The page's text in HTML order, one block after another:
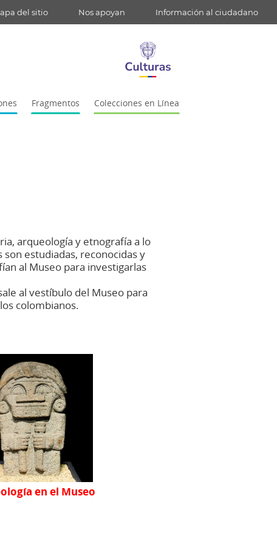
del sitio Nos apoyan Información al ciudadano
Fragmentos Colecciones en Línea
arqueología y etnografía a lo
estudiadas, reconocidas y
al Museo para investigarlas
al vestíbulo del Museo para
colombianos.
en el Museo